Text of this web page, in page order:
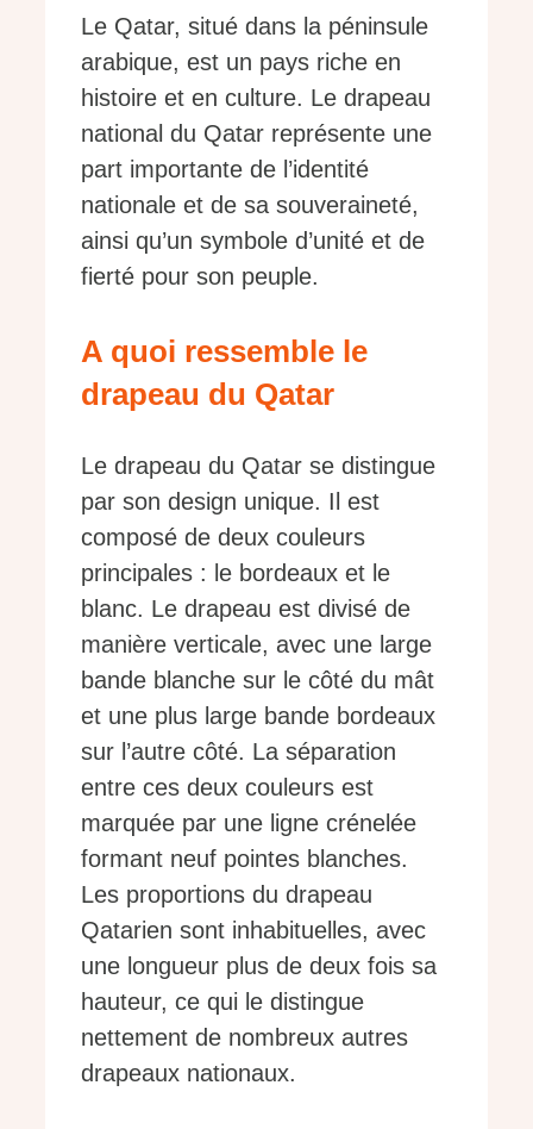
Le Qatar, situé dans la péninsule
arabique, est un pays riche en
histoire et en culture. Le drapeau
national du Qatar représente une
part importante de l’identité
nationale et de sa souveraineté,
ainsi qu’un symbole d’unité et de
fierté pour son peuple.
A quoi ressemble le
drapeau du Qatar
Le drapeau du Qatar se distingue
par son design unique. Il est
composé de deux couleurs
principales : le bordeaux et le
blanc. Le drapeau est divisé de
manière verticale, avec une large
bande blanche sur le côté du mât
et une plus large bande bordeaux
sur l’autre côté. La séparation
entre ces deux couleurs est
marquée par une ligne crénelée
formant neuf pointes blanches.
Les proportions du drapeau
Qatarien sont inhabituelles, avec
une longueur plus de deux fois sa
hauteur, ce qui le distingue
nettement de nombreux autres
drapeaux nationaux.